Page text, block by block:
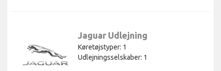
Jaguar Udlejning
Køretøjstyper: 1
Udlejningsselskaber: 1